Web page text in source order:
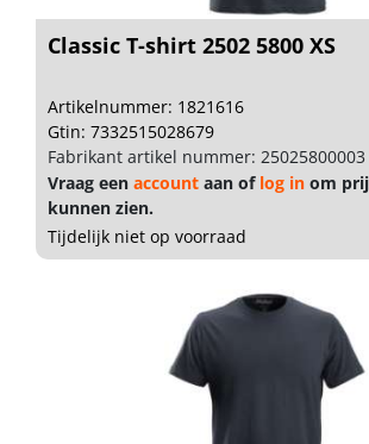
Classic T-shirt 2502 5800 XS
Artikelnummer: 1821616
Gtin: 7332515028679
Fabrikant artikel nummer: 25025800003
Vraag een account aan of log in om
kunnen zien.
Tijdelijk niet op voorraad